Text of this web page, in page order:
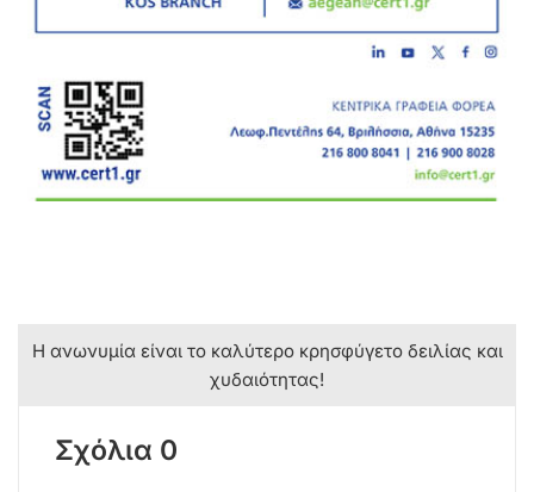
Η ανωνυμία είναι το καλύτερο κρησφύγετο δειλίας και
χυδαιότητας!
Σχόλια 0